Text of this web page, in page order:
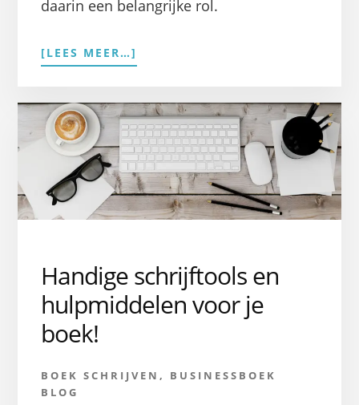
daarin een belangrijke rol.
[LEES MEER…]
7
VAN
EEN
OVERTUIGENDE
INHOUDSOPGAVE
Handige schrijftools en
hulpmiddelen voor je
boek!
BOEK SCHRIJVEN , BUSINESSBOEK
BLOG